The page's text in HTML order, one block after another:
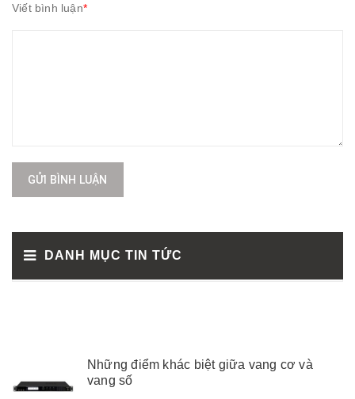
DANH MỤC TIN TỨC
Những điểm khác biệt giữa vang cơ và
vang số
Viết bình luận*
GỬI BÌNH LUẬN